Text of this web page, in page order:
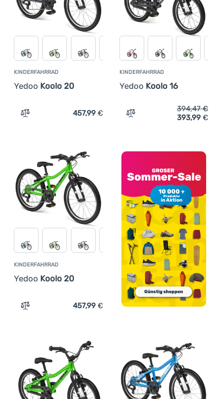
Anmelden /
KINDERFAHRRAD
Yedoo Koolo 20
Zum Vergleich 'Kinderfahrrad Yedoo Koolo 20'
457,99 €
KINDERFAHRRAD
Yedoo Koolo 16
Zum Vergleich
394,47€
393,99 €
KINDERFAHRRAD
Yedoo Koolo 20
Zum Vergleich 'Kinderfahrrad Yedoo Koolo 20'
457,99 €